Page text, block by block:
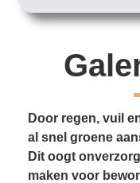
Door regen, vuil
al snel groene
Dit oogt
maken voor